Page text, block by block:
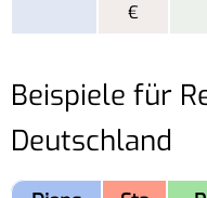
€
Beispiele für
Deutschland